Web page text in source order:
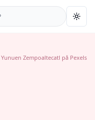
Yunuen Zempoaltecatl på Pexels